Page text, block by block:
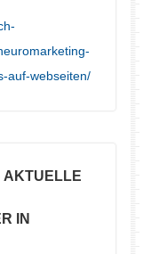
auf-webseiten/
AKTUELLE
IN